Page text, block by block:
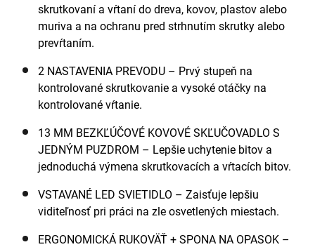
skrutkovaní a vŕtaní do dreva, kovov, plastov alebo
muriva a na ochranu pred strhnutím skrutky alebo
prevŕtaním.
2 NASTAVENIA PREVODU – Prvý stupeň na
kontrolované skrutkovanie a vysoké otáčky na
kontrolované vŕtanie.
13 MM BEZKĽÚČOVÉ KOVOVÉ SKĽUČOVADLO S
JEDNÝM PUZDROM – Lepšie uchytenie bitov a
jednoduchá výmena skrutkovacích a vŕtacích bitov.
VSTAVANÉ LED SVIETIDLO – Zaisťuje lepšiu
viditeľnosť pri práci na zle osvetlených miestach.
ERGONOMICKÁ RUKOVÄŤ + SPONA NA OPASOK –